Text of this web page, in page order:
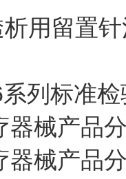
用留置
列标准
器械产品
器械产品